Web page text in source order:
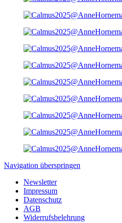
Navigation überspringen
Newsletter
Impressum
Datenschutz
AGB
Widerrufsbelehrung